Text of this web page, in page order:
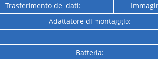
Trasferimento dei dati:
Adattatore di montaggio:
Batteria: